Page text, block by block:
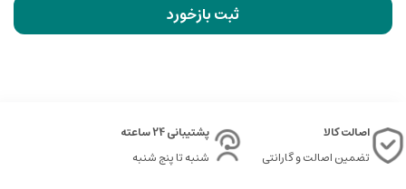
ثبت بازخورد
اصالت کالا
تضمین اصالت و گارانتی
پشتیبانی 24 ساعته
شنبه تا پنج شنبه